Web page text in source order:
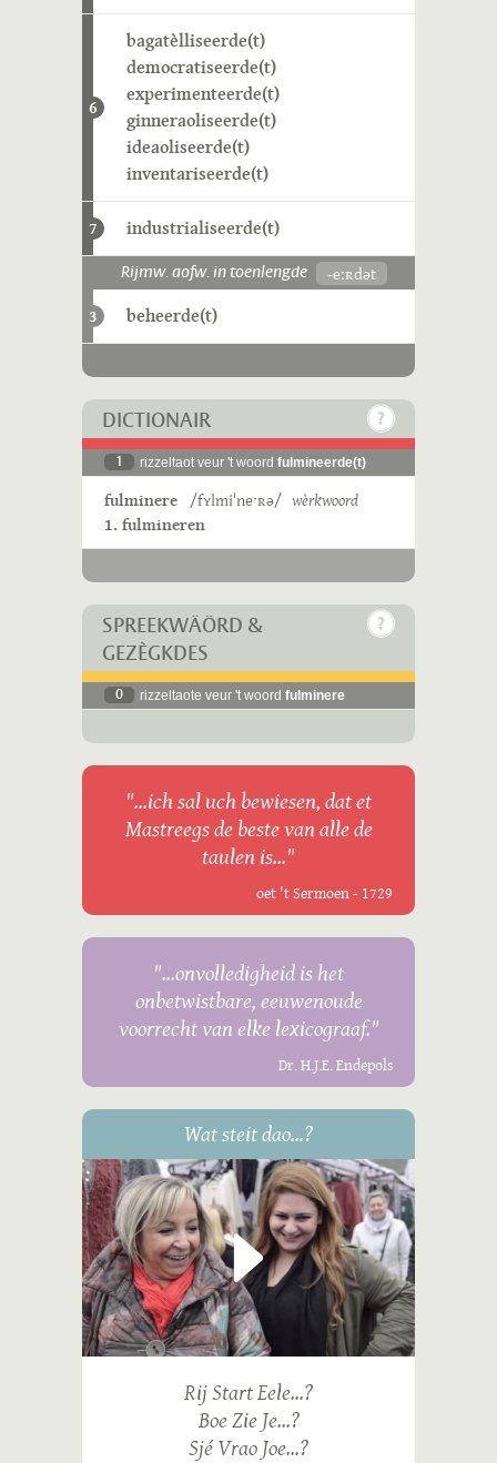
6
bagatèlliseerde(t)
democratiseerde(t)
experimenteerde(t)
ginneraoliseerde(t)
ideaoliseerde(t)
inventariseerde(t)
7 industrialiseerde(t)
Rijmw. aofw. in toenlengde -eːʀdət
3 beheerde(t)
DICTIONAIR
1 rizzeltaot veur 't woord fulmineerde(t)
fulminere /fʏlmiˈneˑʀə/ wèrkwoord
1. fulmineren
SPREEKWÄÖRD &
GEZÈGKDES
0 rizzeltaote veur 't woord fulminere
"...ich sal uch bewiesen, dat et
Mastreegs de beste van alle de
taulen is..."
oet 't Sermoen - 1729
"...onvolledigheid is het
onbetwistbare, eeuwenoude
voorrecht van elke lexicograaf."
Dr. H.J.E. Endepols
Wat steit dao...?
Rij Start Eele...?
Boe Zie Je...?
Sjé Vrao Joe...?